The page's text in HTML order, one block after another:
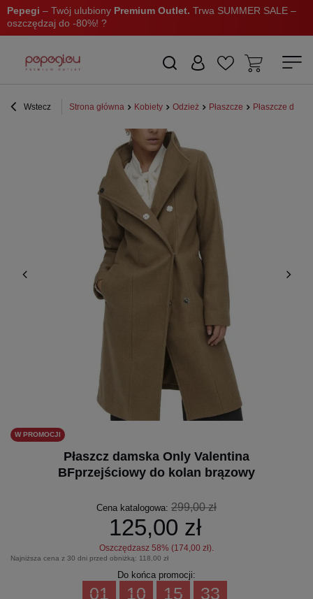
Pepegi – Twój ulubiony Premium Outlet. Trwa SUMMER SALE –
oszczędzaj do -80%! ?
Wstecz Strona główna Kobiety Odzież Płaszcze Płaszcze długie
W PROMOCJI
Płaszcz damska Only Valentina
BFprzejściowy do kolan brązowy
Cena katalogowa: 299,00 zł
125,00 zł
Oszczędzasz 58% (174,00 zł).
Najniższa cena z 30 dni przed obniżką: 118,00 zł
Do końca promocji:
01 10 15 33